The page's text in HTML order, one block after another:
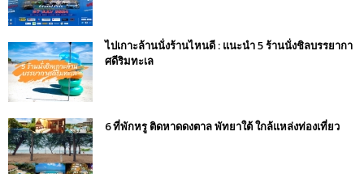
ไปเกาะล้านนั่งร้านไหนดี : แนะนำ 5 ร้านนั่งชิลบรรยากา
ศดีริมทะเล
6 ที่พักหรู ติดหาดดงตาล พัทยาใต้ ใกล้แหล่งท่องเที่ยว